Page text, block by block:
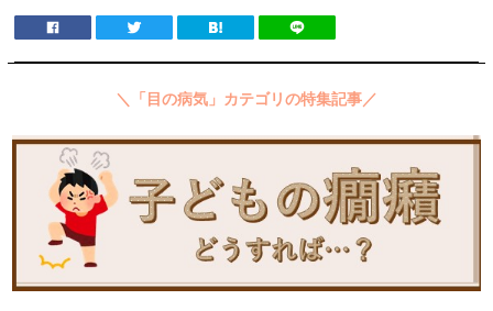
＼「目の病気」カテゴリの特集記事／